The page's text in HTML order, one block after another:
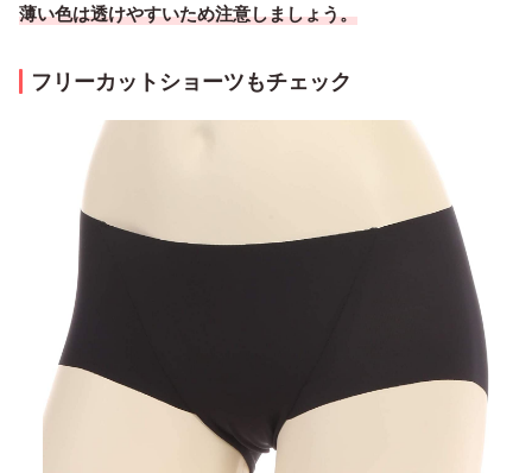
薄い色は透けやすいため注意しましょう。
フリーカットショーツもチェック